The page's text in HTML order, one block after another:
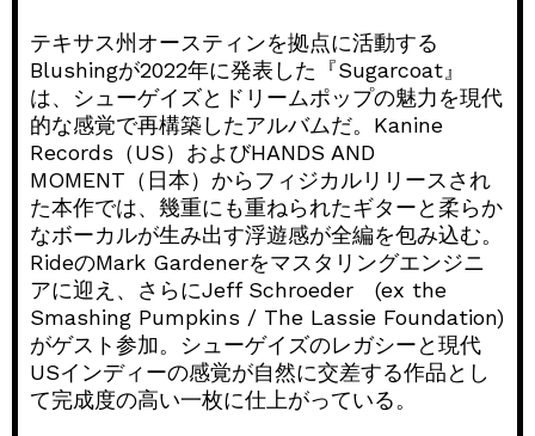
テキサス州オースティンを拠点に活動する
Blushingが2022年に発表した『Sugarcoat』
は、シューゲイズとドリームポップの魅力を現代
的な感覚で再構築したアルバムだ。Kanine
Records（US）およびHANDS AND
MOMENT（日本）からフィジカルリリースされ
た本作では、幾重にも重ねられたギターと柔らか
なボーカルが生み出す浮遊感が全編を包み込む。
RideのMark Gardenerをマスタリングエンジニ
アに迎え、さらにJeff Schroeder (ex the
Smashing Pumpkins / The Lassie Foundation)
がゲスト参加。シューゲイズのレガシーと現代
USインディーの感覚が自然に交差する作品とし
て完成度の高い一枚に仕上がっている。